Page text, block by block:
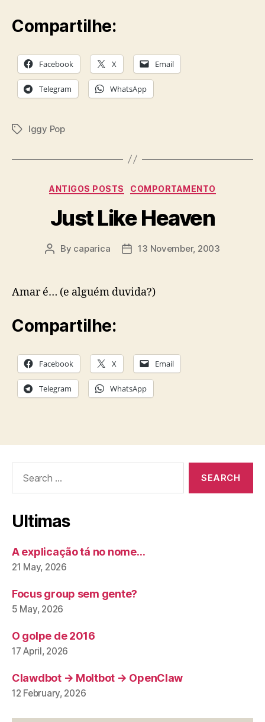
Compartilhe:
Facebook X Email
Telegram WhatsApp
TagsIggy Pop
Categories
ANTIGOS POSTS COMPORTAMENTO
Just Like Heaven
Post
By caparica
Post13 November, 2003
Amar é… (e alguém duvida?)
Compartilhe:
Facebook X Email
Telegram WhatsApp
Ultimas
A explicação tá no nome…
21 May, 2026
Focus group sem gente?
5 May, 2026
O golpe de 2016
17 April, 2026
Clawdbot → Moltbot → OpenClaw
12 February, 2026